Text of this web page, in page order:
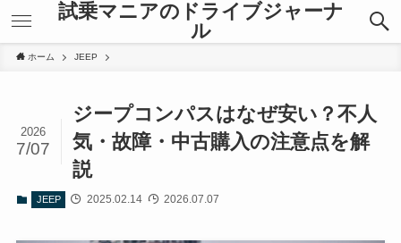
試乗マニアのドライブジャーナ
ル
ホーム JEEP
ジープコンパスはなぜ安い？不人
気・故障・中古購入の注意点を解
説
2026
7/07
JEEP 2025.02.14 2026.07.07